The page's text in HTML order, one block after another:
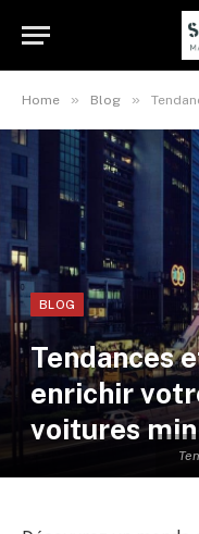
Home » Blog » Tendances
BLOG
Tendances
enrichir
voitures